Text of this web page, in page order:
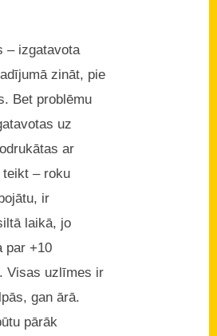
– izgatavota
zināt, pie
Bet problēmu
uz
ar
– roku
ir
laikā, jo
par +10
Visas uzlīmes ir
gan ārā.
pārāk